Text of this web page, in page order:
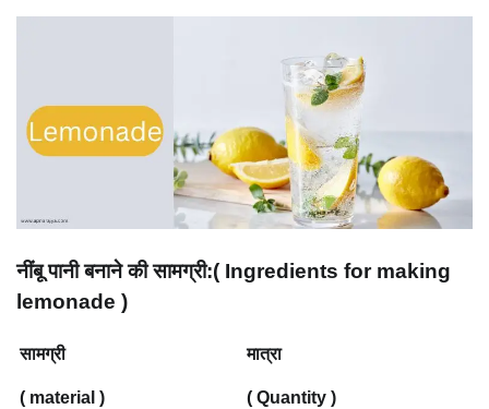
नींबू पानी बनाने की सामग्री:( Ingredients for making
lemonade )
सामग्री
( material )
मात्रा
( Quantity )